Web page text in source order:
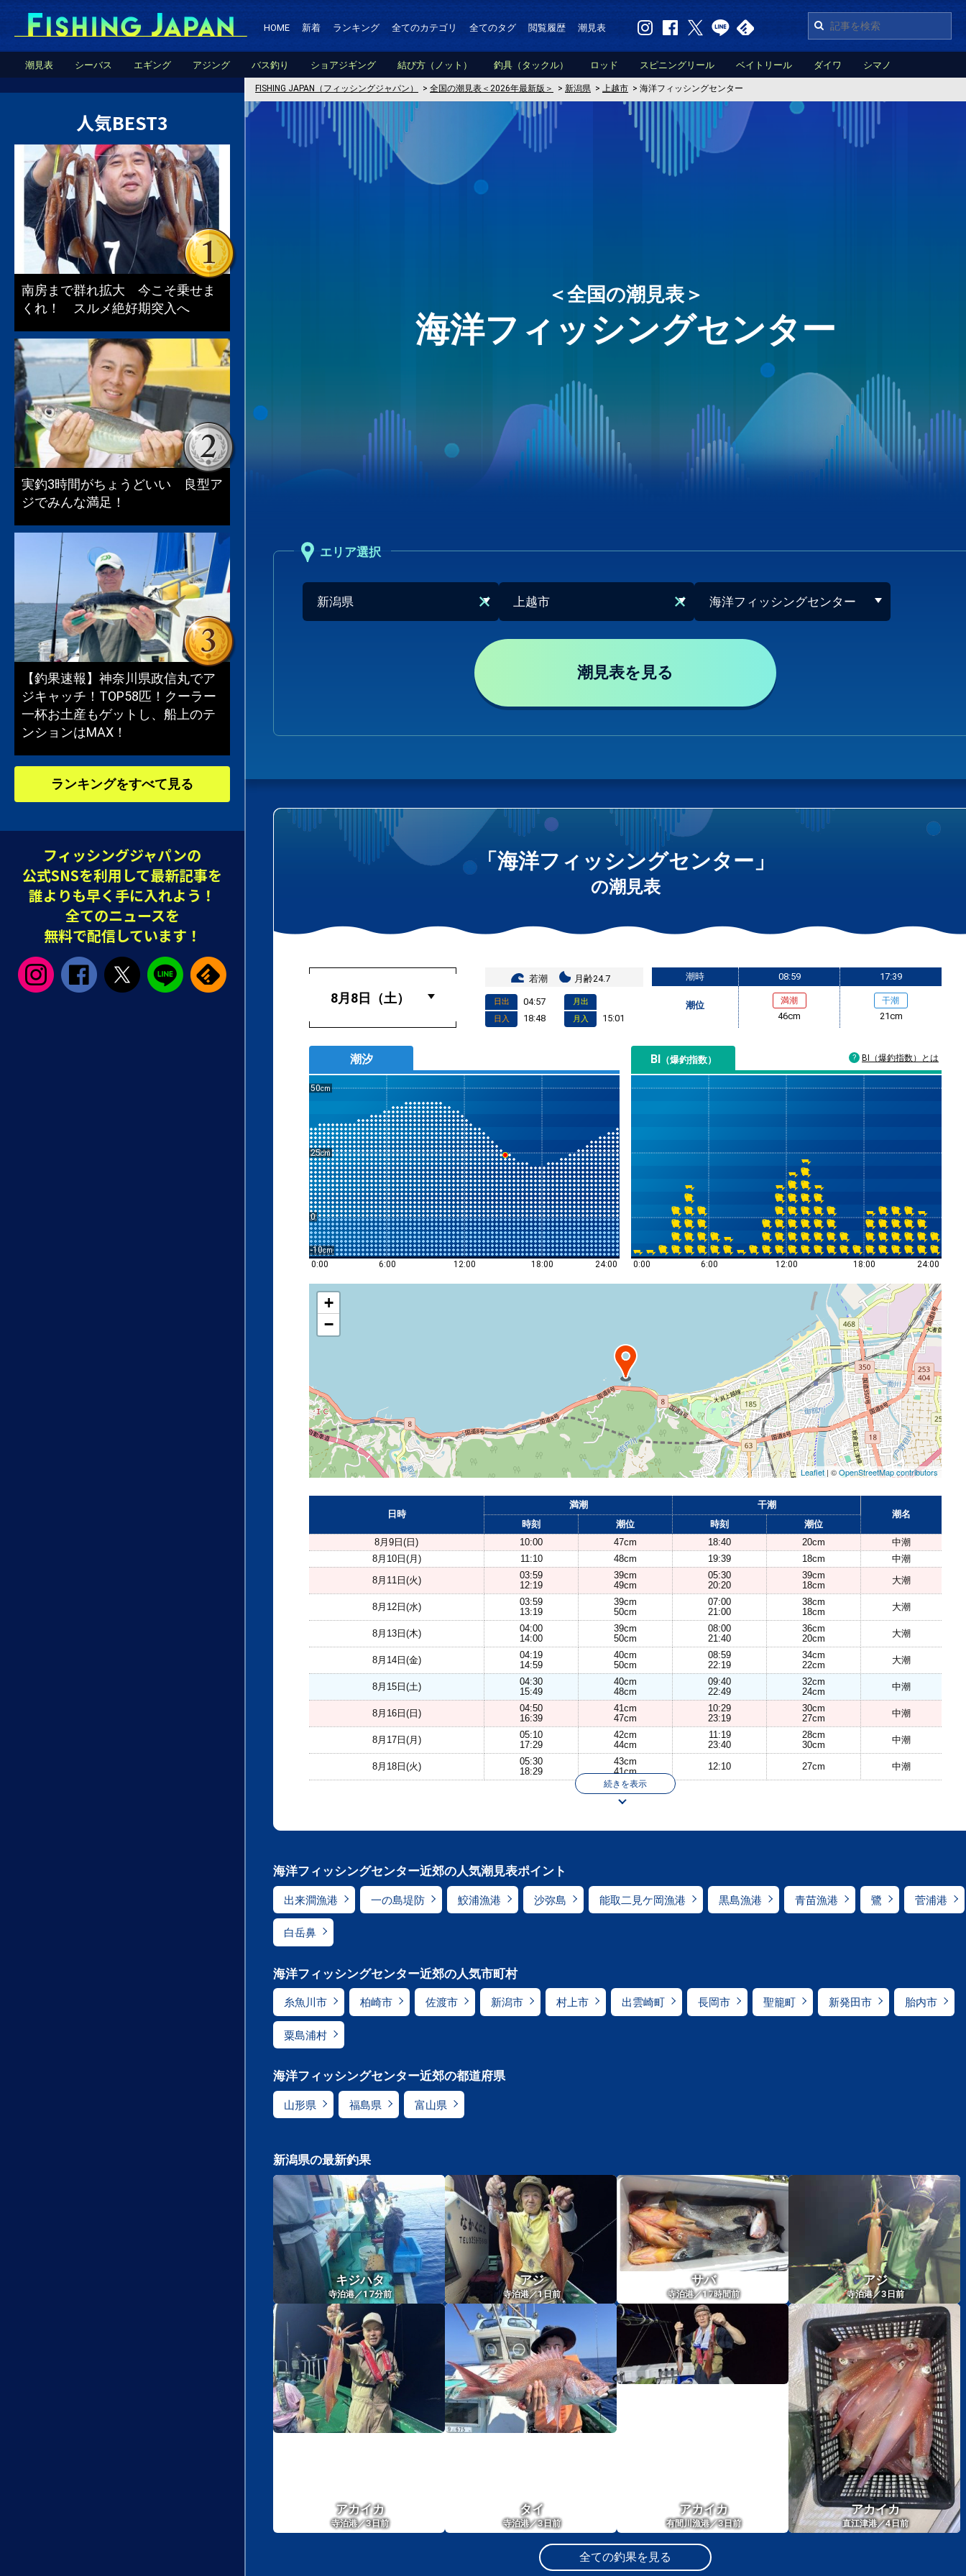
HOME 新着 ランキング 全てのカテゴリ 全てのタグ 閲覧履歴 潮見表
潮見表 シーバス エギング アジング バス釣り ショアジギング 結び方（ノット） 釣具（タックル） ロッド スピニングリール ベイトリール ダイワ シマノ
FISHING JAPAN（フィッシングジャパン） > 全国の潮見表＜2026年最新版＞ > 新潟県 > 上越市 > 海洋フィッシングセンター
＜全国の潮見表＞
海洋フィッシングセンター
エリア選択
潮見表を見る
「海洋フィッシングセンター」
の潮見表
若潮 月齢24.7
日出 04:57
日入 18:48
月出
月入
15:01
潮時
潮位
08:59
満潮
46cm
17:39
干潮
21cm
潮汐
50
25
0
-10
0:00
6:00 12:00 18:00 24:00
BI （爆釣指数）
0:00 6:00 12:00 18:00 24:00
BI（爆釣指数）とは
+
−
Leaflet | ©OpenStreetMap contributors
日時
満潮
干潮
潮名
時刻
潮位 時刻
潮位
8月9日(日)
10:00 47cm 18:40 20cm
中潮
8月10日(月)
11:10 48cm 19:39 18cm
中潮
8月11日(火)
03:59
12:19
39cm
49cm
05:30
20:20
39cm
18cm
大潮
8月12日(水)
03:59
13:19
39cm
50cm
07:00
21:00
38cm
18cm
大潮
8月13日(木)
04:00
14:00
39cm
50cm
08:00
21:40
36cm
20cm
大潮
8月14日(金)
04:19
14:59
40cm
50cm
08:59
22:19
34cm
22cm
大潮
8月15日(土)
04:30
15:49
40cm
48cm
09:40
22:49
32cm
24cm
中潮
8月16日(日)
04:50
16:39
41cm
47cm
10:29
23:19
30cm
27cm
中潮
8月17日(月)
05:10
17:29
42cm
44cm
11:19
23:40
28cm
30cm
中潮
8月18日(火)
05:30
18:29
43cm
41cm
12:10 27cm 中潮
続きを表示
海洋フィッシングセンター近郊の人気潮見表ポイント
出来澗漁港 一の島堤防 鮫浦漁港 沙弥島 能取二見ケ岡漁港 黒島漁港 青苗漁港 鷺 菅浦港
白岳鼻
海洋フィッシングセンター近郊の人気市町村
糸魚川市 柏崎市 佐渡市 新潟市 村上市 出雲崎町 長岡市 聖籠町 新発田市 胎内市
粟島浦村
海洋フィッシングセンター近郊の都道府県
山形県 福島県 富山県
新潟県の最新釣果
キジハタ
寺泊港／17分前
アジ
寺泊港／1日前
サバ
寺泊港／17時間前
アジ
寺泊港／3 日前
アカイカ
寺泊港／3日前
タイ
寺泊港／3日前
アカイカ
有間川漁港／3日前
アカイカ
直江津港／4日前
全ての釣果を見る
人気BEST3
南房まで群れ拡大 今こそ乗せま
くれ！ スルメ絶好期突入へ
実釣3時間がちょうどいい 良型ア
ジでみんな満足！
【釣果速報】神奈川県政信丸でア
ジキャッチ！TOP58匹！クーラー
一杯お土産もゲットし、船上のテ
ンションはMAX！
ランキングをすべて見る
フィッシングジャパンの
公式SNSを利用して最新記事を
誰よりも早く手に入れよう！
全てのニュースを
無料で配信しています！